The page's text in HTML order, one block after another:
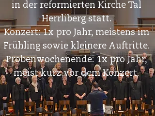
in der reformierten Kirche Tal
Herrliberg statt.
Konzert: 1x pro Jahr, meistens im
Frühling sowie kleinere Auftritte.
Probenwochenende: 1x pro Jahr,
meist kurz vor dem Konzert.